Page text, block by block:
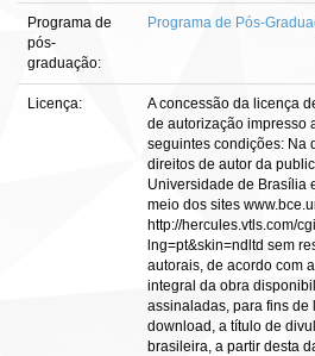
Programa de
pós-
graduação:
Programa de Pós-
Licença:
A concessão da licença
de autorização impresso
seguintes condições: Na
direitos de autor da
Universidade de Brasília
meio dos sites
http://hercules.vtls.com/
lng=pt&skin=ndltd sem
autorais, de acordo com
integral da obra
assinaladas, para fins de
download, a título de
brasileira, a partir desta